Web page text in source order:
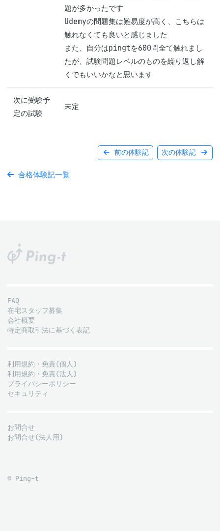
題が多かったです
Udemyの問題集は難易度が高く、こちらは
触れなくても良いと感じました
また、自分はpingtを600問全て触れまし
たが、試験問題レベルのものを繰り返し解
くでもいいかなと思います
次に受験予
定の試験
未定
前の体験記 次の体験記
合格体験記一覧
FAQ
在宅スタッフ募集
会社概要
特定商取引法に基づく表記
利用規約・免責(個人)
利用規約・免責(法人)
プライバシーポリシー
セキュリティ
お問合せ
お問合せ(法人用)
© Ping-t